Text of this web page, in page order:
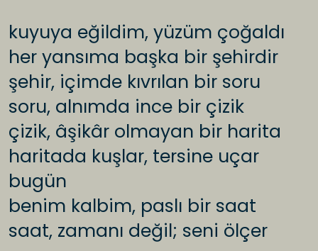
kuyuya eğildim, yüzüm çoğaldı
her yansıma başka bir şehirdir
şehir, içimde kıvrılan bir soru
soru, alnımda ince bir çizik
çizik, âşikâr olmayan bir harita
haritada kuşlar, tersine uçar
bugün
benim kalbim, paslı bir saat
saat, zamanı değil; seni ölçer